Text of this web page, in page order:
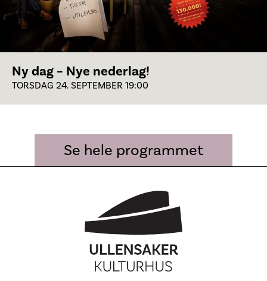
Ny dag – Nye nederlag!
TORSDAG 24. SEPTEMBER 19:00
Se hele programmet